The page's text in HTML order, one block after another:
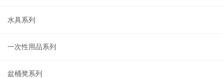
水具系列
一次性用品系列
盆桶凳系列